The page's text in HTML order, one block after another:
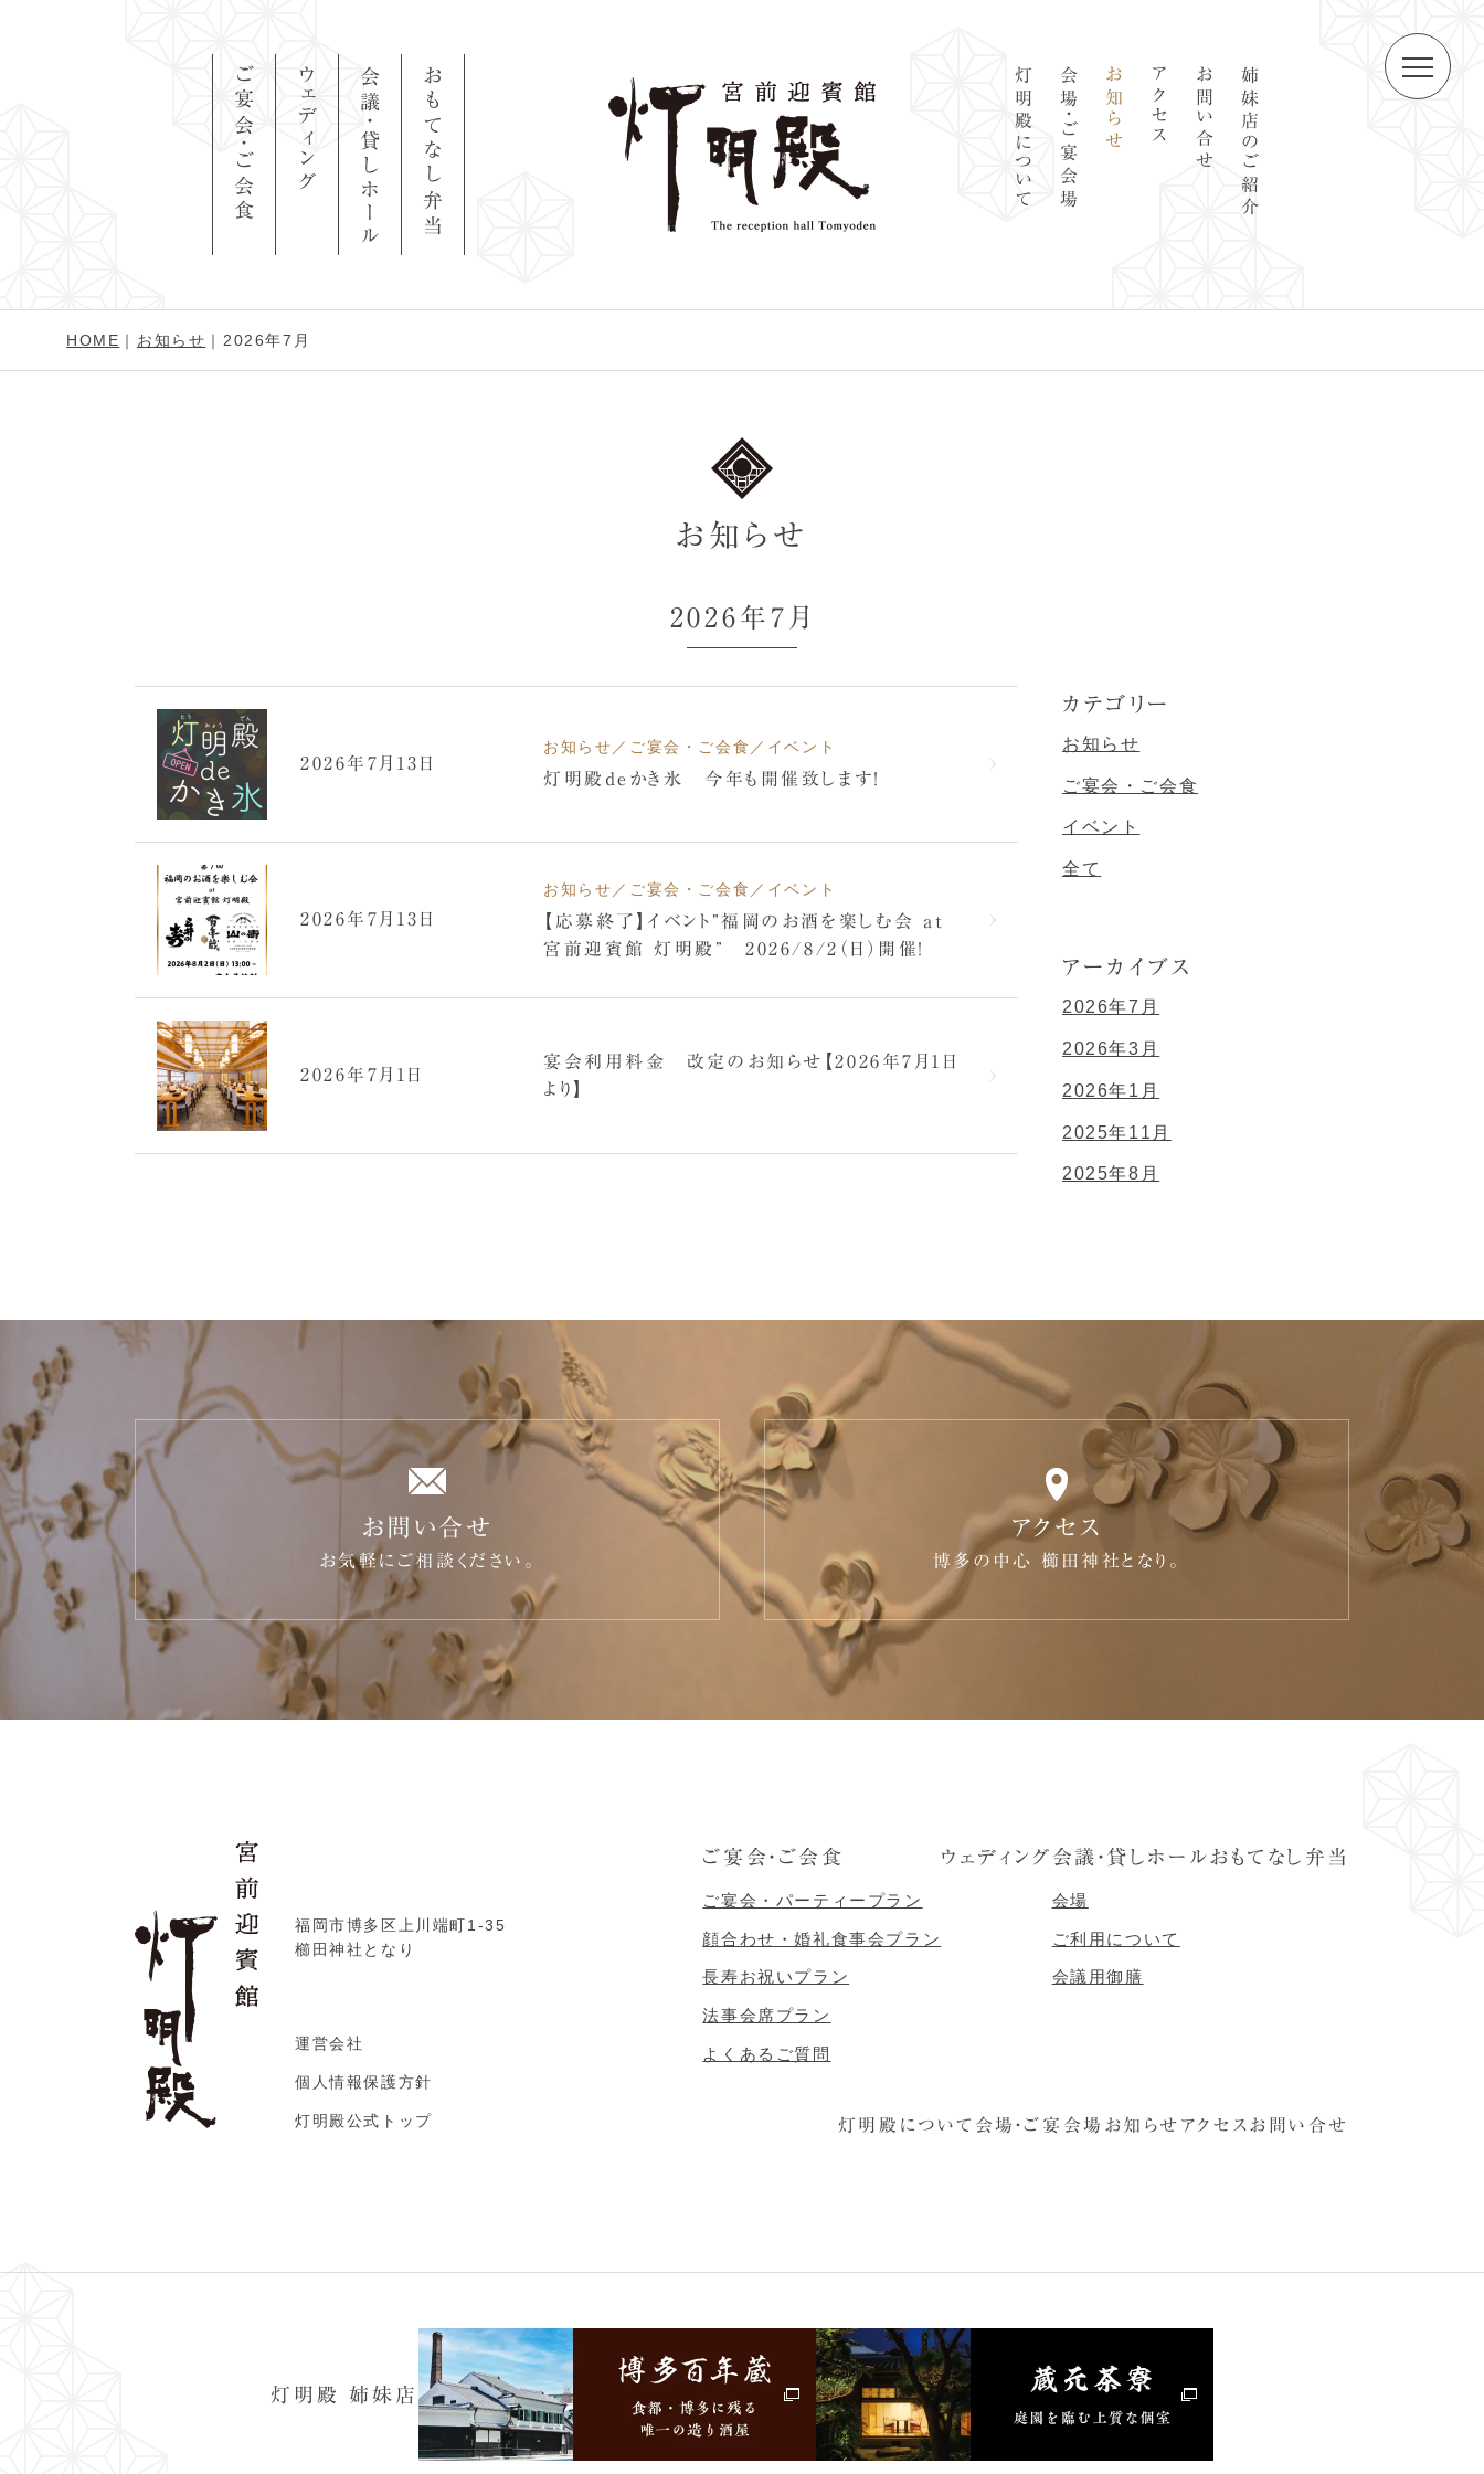
ご宴会・ご会食 ウェディング 会議・貸しホール おもてなし弁当 灯明殿について会場・ご宴会場 お知らせ アクセス お問い合せ 姉妹店のご紹介
HOME ｜ お知らせ ｜2026年7月
お知らせ
2026年7月
2026年7月13日
お知らせ／ご宴会・ご会食／イベント
灯明殿deかき氷 今年も開催致します！
2026年7月13日
お知らせ／ご宴会・ご会食／イベント
【応募終了】イベント”福岡のお酒を楽しむ会 at
宮前迎賓館 灯明殿” 2026/8/2（日）開催！
2026年7月1日
宴会利用料金 改定のお知らせ【2026年7月1日
より】
カテゴリー
お知らせ
ご宴会・ご会食
イベント
全て
アーカイブス
2026年7月
2026年3月
2026年1月
2025年11月
2025年8月
お問い合せ
お気軽にご相談ください。
アクセス
博多の中心 櫛田神社となり。
福岡市博多区上川端町1-35
櫛田神社となり
ご宴会・ご会食
ご宴会・パーティープラン
顔合わせ・婚礼食事会プラン
長寿お祝いプラン
法事会席プラン
よくあるご質問
ウェディング 会議・貸しホール
会場
ご利用について
会議用御膳
おもてなし弁当
灯明殿について 会場・ご宴会場 お知らせ アクセス お問い合せ
運営会社
個人情報保護方針
灯明殿公式トップ
灯明殿 姉妹店